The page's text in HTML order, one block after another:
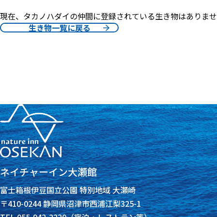
現在、タカノハダイの仲間に登録されている生き物はありま
生き物一覧に戻る
ネイチャーイン大瀬館
富士箱根伊豆国立公園 特別地域 大瀬崎
〒410-0244 静岡県沼津市西浦江梨325-1